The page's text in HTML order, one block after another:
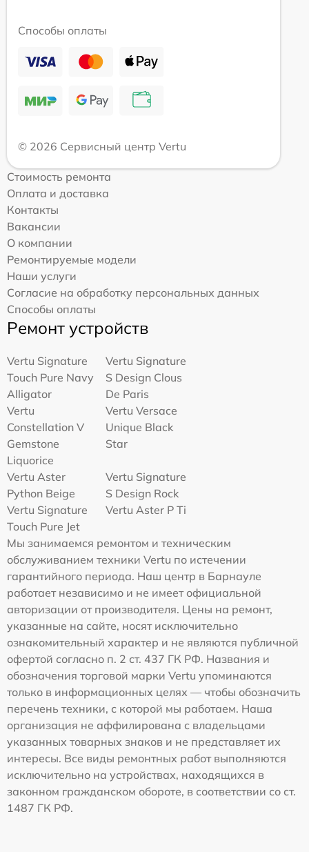
Способы оплаты
© 2026 Сервисный центр Vertu
Стоимость ремонта
Оплата и доставка
Контакты
Вакансии
О компании
Ремонтируемые модели
Наши услуги
Согласие на обработку персональных данных
Способы оплаты
Ремонт устройств
Vertu Signature
Touch Pure Navy
Alligator
Vertu Signature
S Design Clous
De Paris
Vertu
Constellation V
Gemstone
Liquorice
Vertu Versace
Unique Black
Star
Vertu Aster
Python Beige
Vertu Signature
S Design Rock
Vertu Signature
Touch Pure Jet
Vertu Aster P Ti
Мы занимаемся ремонтом и техническим
обслуживанием техники Vertu по истечении
гарантийного периода. Наш центр в Барнауле
работает независимо и не имеет официальной
авторизации от производителя. Цены на ремонт,
указанные на сайте, носят исключительно
ознакомительный характер и не являются публичной
офертой согласно п. 2 ст. 437 ГК РФ. Названия и
обозначения торговой марки Vertu упоминаются
только в информационных целях — чтобы обозначить
перечень техники, с которой мы работаем. Наша
организация не аффилирована с владельцами
указанных товарных знаков и не представляет их
интересы. Все виды ремонтных работ выполняются
исключительно на устройствах, находящихся в
законном гражданском обороте, в соответствии со ст.
1487 ГК РФ.